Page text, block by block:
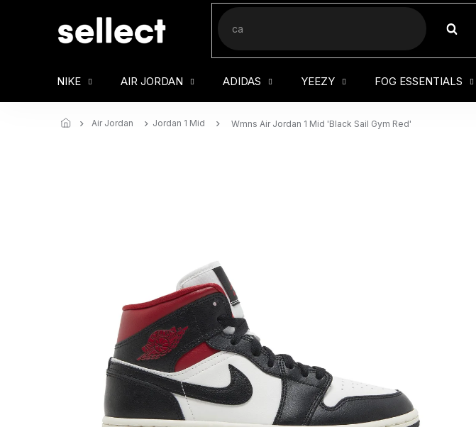
HLEDAT
NIKE AIR JORDAN ADIDAS YEEZY FOG ESSENTIALS
Air Jordan Jordan 1 Mid Wmns Air Jordan 1 Mid 'Black Sail Gym Red'